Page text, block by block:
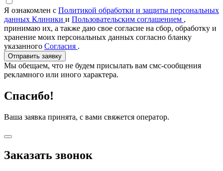
Я ознакомлен с Политикой обработки и защиты персональных
данных Клиники и Пользовательским соглашением ,
принимаю их, а также даю свое согласие на сбор, обработку и
хранение моих персональных данных согласно бланку
указанного Согласия .
Отправить заявку
Мы обещаем, что не будем присылать вам смс-сообщения
рекламного или иного характера.
Спасибо!
Ваша заявка принята, с вами свяжется оператор.
Заказать звонок